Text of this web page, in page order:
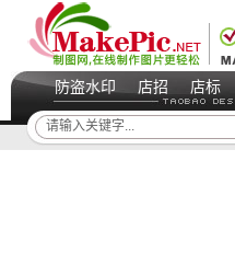
防盗水印 店招 店标